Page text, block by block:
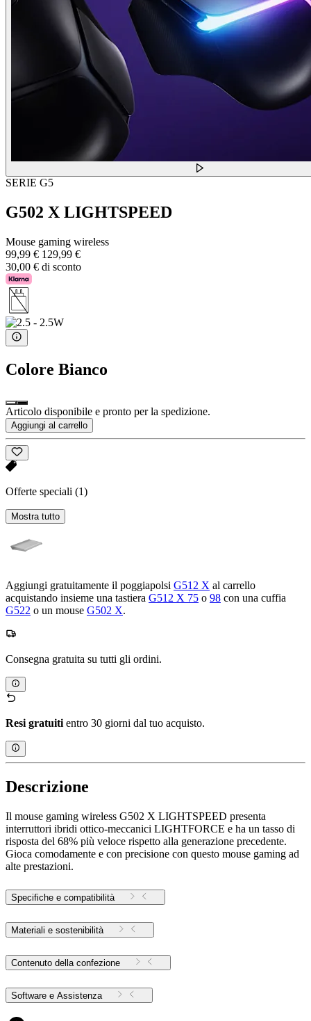
SERIE G5
G502 X LIGHTSPEED
Mouse gaming wireless
99,99 € 129,99 €
30,00 € di sconto
Colore Bianco
Articolo disponibile e pronto per la spedizione.
Aggiungi al carrello
Offerte speciali (1)
Mostra tutto
Aggiungi gratuitamente il poggiapolsi G512 X al carrello
acquistando insieme una tastiera G512 X 75 o 98 con una cuffia
G522 o un mouse G502 X.
Consegna gratuita su tutti gli ordini.
Resi gratuitientro 30 giorni dal tuo acquisto.
Descrizione
Il mouse gaming wireless G502 X LIGHTSPEED presenta
interruttori ibridi ottico-meccanici LIGHTFORCE e ha un tasso di
risposta del 68% più veloce rispetto alla generazione precedente.
Gioca comodamente e con precisione con questo mouse gaming ad
alte prestazioni.
Specifiche e compatibilità
Materiali e sostenibilità
Contenuto della confezione
Software e Assistenza